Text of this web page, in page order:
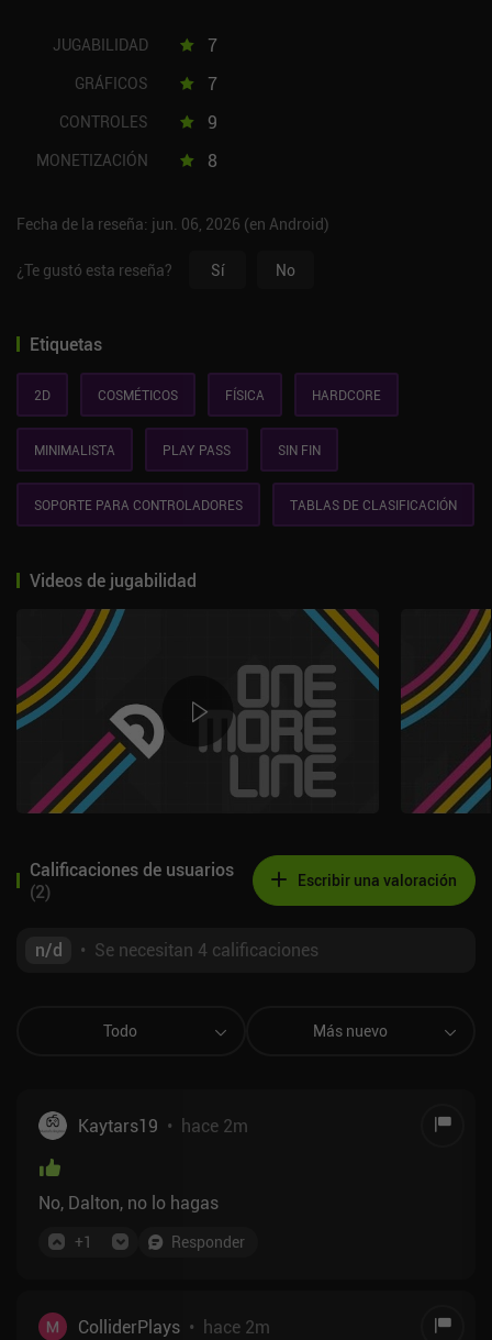
JUGABILIDAD 7
GRÁFICOS 7
CONTROLES 9
MONETIZACIÓN 8
Fecha de la reseña: jun. 06, 2026 (en Android)
¿Te gustó esta reseña? Sí No
Etiquetas
2D COSMÉTICOS FÍSICA HARDCORE
MINIMALISTA PLAY PASS SIN FIN
SOPORTE PARA CONTROLADORES TABLAS DE CLASIFICACIÓN
Videos de jugabilidad
Calificaciones de usuarios
(2) Escribir una valoración
n/d • Se necesitan 4 calificaciones
Todo Más nuevo
Kaytars19 • hace 2m
No, Dalton, no lo hagas
+1 Responder
ColliderPlays • hace 2m